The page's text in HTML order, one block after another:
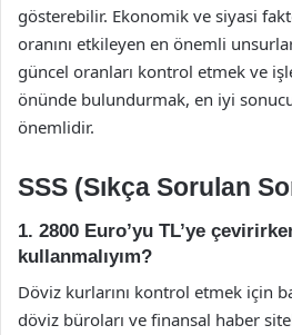
gösterebilir. Ekonomik ve siyasi
oranını etkileyen en önemli
güncel oranları kontrol etmek ve
önünde bulundurmak, en iyi
önemlidir.
SSS (Sıkça Sorulan
1. 2800 Euro’yu TL’ye
kullanmalıyım?
Döviz kurlarını kontrol etmek için
döviz büroları ve finansal haber